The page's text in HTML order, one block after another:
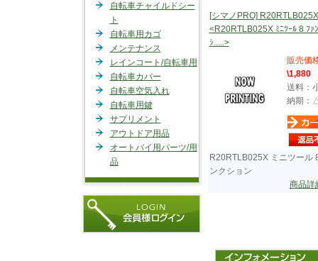
自転車チャイルドシー
ト
自転車用カゴ
メンテナンス
レインコート/自転車用
自転車カバー
自転車空気入れ
自転車用鍵
サプリメント
アウトドア用品
オートバイ用パーツ/用
品
[シマノPRO] R20RTLB025X
<R20RTLB025X ﾐﾆﾂｰﾙ 8 ﾌｧ
ｼ.....>
販売価
\1,880
送料：
納期：
R20RTLB025X ミニツール
ンクション
商品